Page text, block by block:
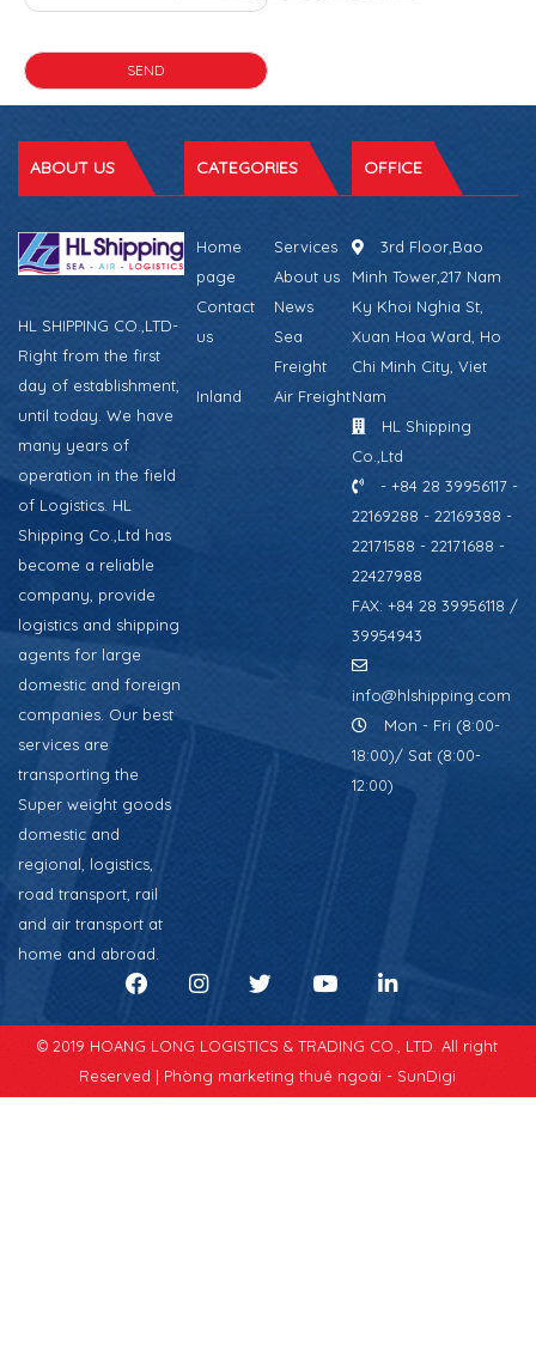
ABOUT US
HL SHIPPING CO.,LTD-
Right from the first
day of establishment,
until today. We have
many years of
operation in the field
of Logistics. HL
Shipping Co.,Ltd has
become a reliable
company, provide
logistics and shipping
agents for large
domestic and foreign
companies. Our best
services are
transporting the
Super weight goods
domestic and
regional, logistics,
road transport, rail
and air transport at
home and abroad.
CATEGORIES
Home
page
Services
About us
Contact
us
News
Sea
Freight
Inland
Air Freight
OFFICE
3rd Floor,Bao
Minh Tower,217 Nam
Ky Khoi Nghia St,
Xuan Hoa Ward, Ho
Chi Minh City, Viet
Nam
HL Shipping
Co.,Ltd
- +84 28 39956117 -
22169288 - 22169388 -
22171588 - 22171688 -
22427988
FAX: +84 28 39956118 /
39954943
info@hlshipping.com
Mon - Fri (8:00-
18:00)/ Sat (8:00-
12:00)
© 2019 HOANG LONG LOGISTICS & TRADING CO., LTD. All right
Reserved | Phòng marketing thuê ngoài - SunDigi